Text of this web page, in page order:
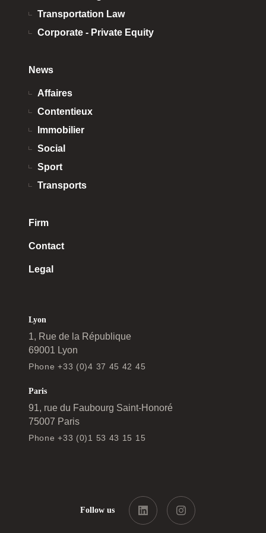
Transportation Law
Corporate - Private Equity
News
Affaires
Contentieux
Immobilier
Social
Sport
Transports
Firm
Contact
Legal
Lyon
1, Rue de la République
69001 Lyon
Phone +33 (0)4 37 45 42 45
Paris
91, rue du Faubourg Saint-Honoré
75007 Paris
Phone +33 (0)1 53 43 15 15
Follow us